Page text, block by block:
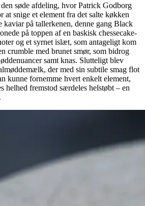
søde afdeling, hvor Patrick Godborg
snige et element fra det salte køkken
kaviar på tallerkenen, denne gang Black
på toppen af en baskisk chessecake-
og et syrnet islæt, som antageligt kom
crumble med brunet smør, som bidrog
samt knas. Slutteligt blev
der med sin subtile smag flot
kunne fornemme hvert enkelt element,
helhed fremstod særdeles helstøbt – en